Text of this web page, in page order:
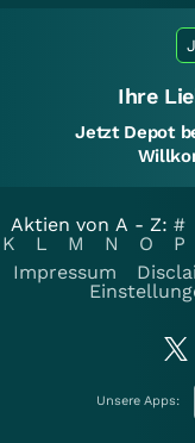
Ihre
Jetzt Depot
Aktien von A - Z: #
K
L M N O P
Impressum
Unsere Apps: